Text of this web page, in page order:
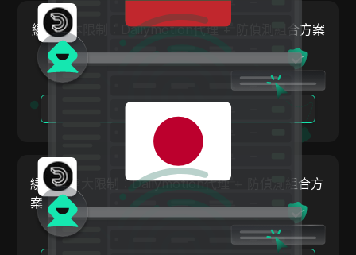
Crypto.com
Dailymotion
Deezer
Discord
Disney+
eBay
Etsy
Ezoic
塞普勒斯
捷克
丹麥
希臘
匈牙利
冰島
繞過日本限制：Dailymotion代理 + 防偵測組合方案
繞過加拿大限制：Dailymotion代理 + 防偵測組合方
案